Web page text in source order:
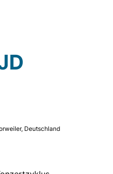
Deutschland